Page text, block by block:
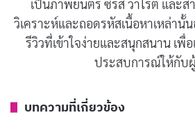
ในซีซั่นนี้ Reacher ไม่ได้ทำงานคนเดี
แต่เขามีทีมงานใหม่ๆ ที่ช่วยเพิ่มมิติใ
นั้นคือ Susan Duffy (รับบทโดย
DEA ที่พยายามทำสำเนียงบอสตัน แ
Montesinos) และ Steven Elliot
เป็นภาพยนตร์ ซีรีส์ วาไรตี้ และ
วิเคราะห์และถอดรหัสเนื้อหาเหล่านั้
รีวิวที่เข้าใจง่ายและสนุกสนาน เ
ประสบการณ์ให้กับ
บทความที่เกี่ยวข้อง